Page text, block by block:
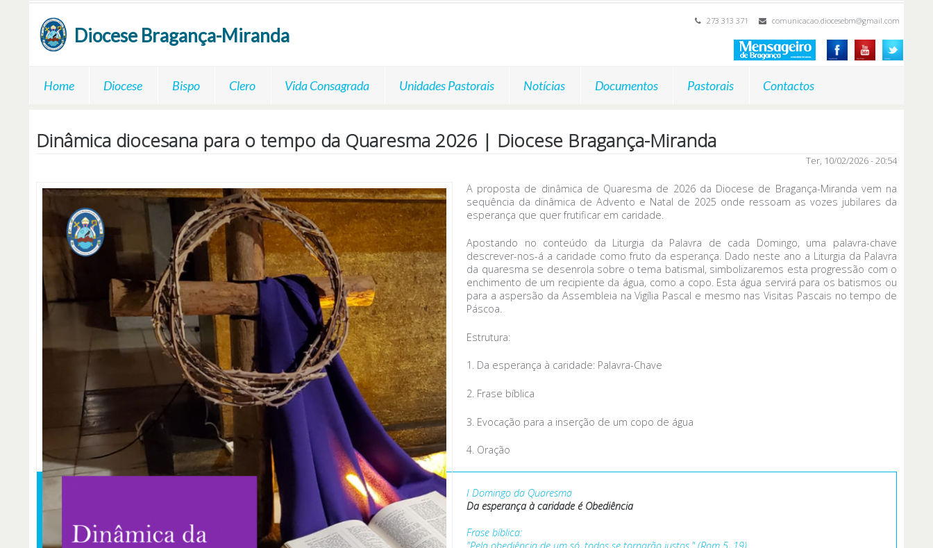
Diocese Bragança-Miranda
273 313 371 comunicacao.diocesebm@gmail.com
Home Diocese Bispo Clero Vida Consagrada Unidades Pastorais Notícias Documentos Pastorais Contactos
Dinâmica diocesana para o tempo da Quaresma 2026 | Diocese Bragança-Miranda
Ter, 10/02/2026 - 20:54
A proposta de dinâmica de Quaresma de 2026 da Diocese de Bragança-Miranda vem na
sequência da dinâmica de Advento e Natal de 2025 onde ressoam as vozes jubilares da
esperança que quer frutificar em caridade.
Apostando no conteúdo da Liturgia da Palavra de cada Domingo, uma palavra-chave
descrever-nos-á a caridade como fruto da esperança. Dado neste ano a Liturgia da Palavra
da quaresma se desenrola sobre o tema batismal, simbolizaremos esta progressão com o
enchimento de um recipiente da água, como a copo. Esta água servirá para os batismos ou
para a aspersão da Assembleia na Vigília Pascal e mesmo nas Visitas Pascais no tempo de
Páscoa.
Estrutura:
1. Da esperança à caridade: Palavra-Chave
2. Frase bíblica
3. Evocação para a inserção de um copo de água
4. Oração
I Domingo da Quaresma
Da esperança à caridade é Obediência
Frase bíblica: